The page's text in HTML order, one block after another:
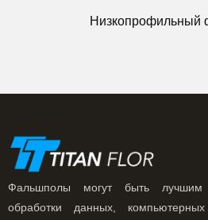
Низкопрофильный
Фальшполы могут быть
обработки данных,